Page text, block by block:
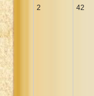
2 42